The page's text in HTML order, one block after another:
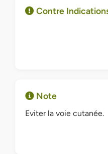
Contre
Note
Eviter la voie cutanée.